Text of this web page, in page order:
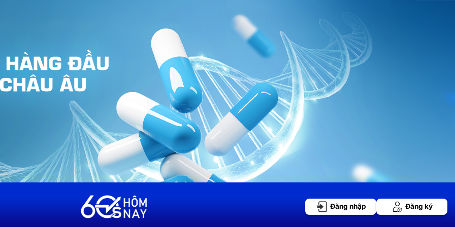
Đăng nhập Đăng ký